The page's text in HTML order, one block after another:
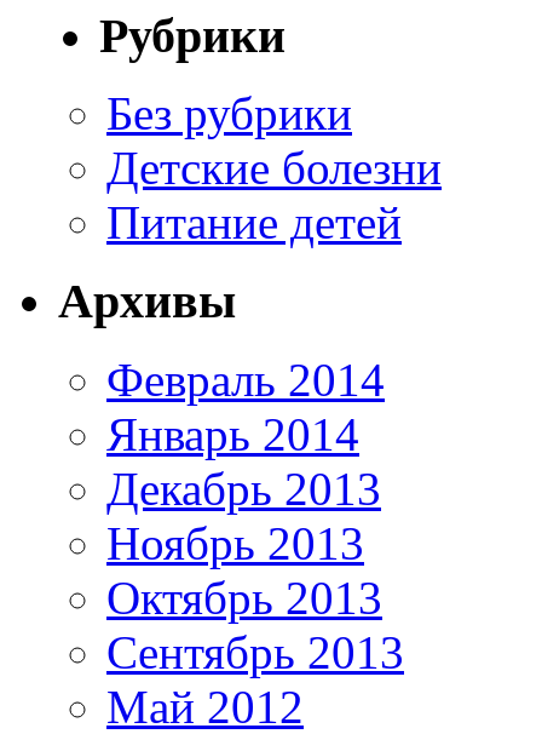
Рубрики
Без рубрики
Детские болезни
Питание детей
Архивы
Февраль 2014
Январь 2014
Декабрь 2013
Ноябрь 2013
Октябрь 2013
Сентябрь 2013
Май 2012